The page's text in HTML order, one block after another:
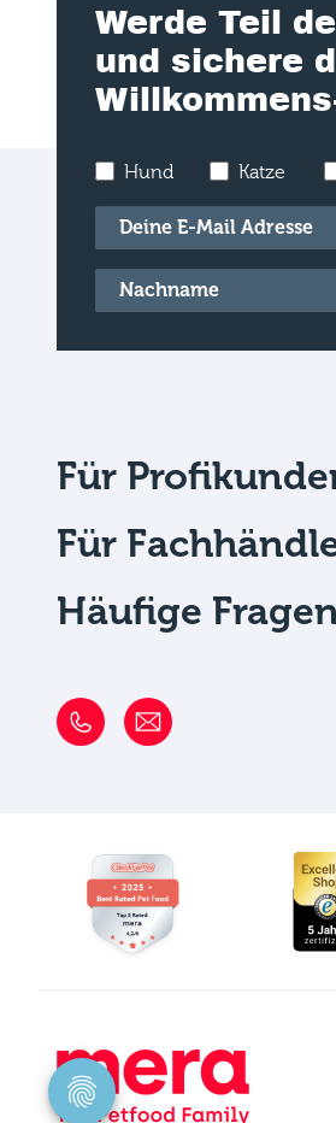
Werde Teil
und sichere
Hund Katze
E-Mail*
Nachname*
Für
Für
Häufige